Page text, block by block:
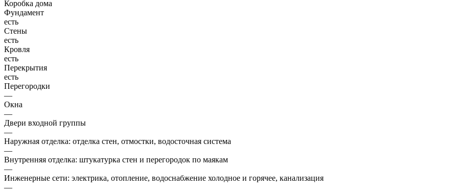
Коробка дома
Фундамент
есть
Стены
есть
Кровля
есть
Перекрытия
есть
Перегородки
—
Окна
—
Двери входной группы
—
Наружная отделка: отделка стен, отмостки, водосточная система
—
Внутренняя отделка: штукатурка стен и перегородок по маякам
—
Инженерные сети: электрика, отопление, водоснабжение холодное и горячее, канализация
—